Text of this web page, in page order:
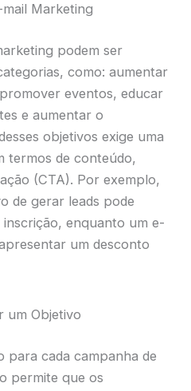
Marketing
podem ser
como: aumentar
eventos, educar
e aumentar o
objetivos exige uma
termos de conteúdo,
(CTA). Por exemplo,
de gerar leads pode
enquanto um e-
um desconto
um Objetivo
para cada campanha de
permite que os